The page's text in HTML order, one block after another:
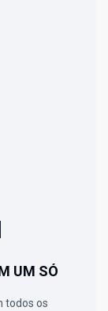
UM SÓ
todos os